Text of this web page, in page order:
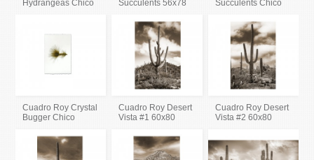
Hydrangeas Chico
Succulents 56x78
Succulents Chico
Cuadro Roy Crystal
Bugger Chico
Cuadro Roy Desert
Vista #1 60x80
Cuadro Roy Desert
Vista #2 60x80